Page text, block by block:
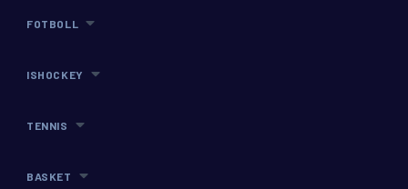
FOTBOLL
ISHOCKEY
TENNIS
BASKET